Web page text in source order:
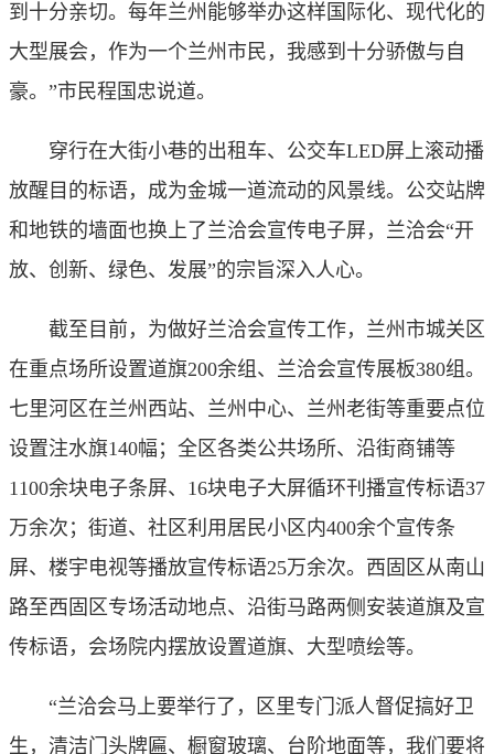
到十分亲切。每年兰州能够举办这样国际化、现代化的
大型展会，作为一个兰州市民，我感到十分骄傲与自
豪。”市民程国忠说道。
穿行在大街小巷的出租车、公交车LED屏上滚动播
放醒目的标语，成为金城一道流动的风景线。公交站牌
和地铁的墙面也换上了兰洽会宣传电子屏，兰洽会“开
放、创新、绿色、发展”的宗旨深入人心。
截至目前，为做好兰洽会宣传工作，兰州市城关区
在重点场所设置道旗200余组、兰洽会宣传展板380组。
七里河区在兰州西站、兰州中心、兰州老街等重要点位
设置注水旗140幅；全区各类公共场所、沿街商铺等
1100余块电子条屏、16块电子大屏循环刊播宣传标语37
万余次；街道、社区利用居民小区内400余个宣传条
屏、楼宇电视等播放宣传标语25万余次。西固区从南山
路至西固区专场活动地点、沿街马路两侧安装道旗及宣
传标语，会场院内摆放设置道旗、大型喷绘等。
“兰洽会马上要举行了，区里专门派人督促搞好卫
生，清洁门头牌匾、橱窗玻璃、台阶地面等，我们要将